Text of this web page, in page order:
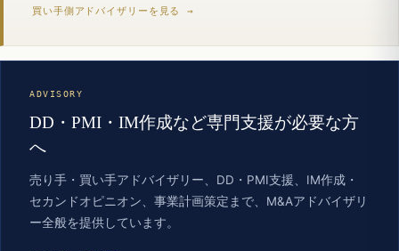
買い手側アドバイザリーを見る →
ADVISORY
DD・PMI・IM作成など専門支援が必要な方
へ
売り手・買い手アドバイザリー、DD・PMI支援、IM作成・
セカンドオピニオン、事業計画策定まで、M&Aアドバイザリ
ー全般を提供しています。